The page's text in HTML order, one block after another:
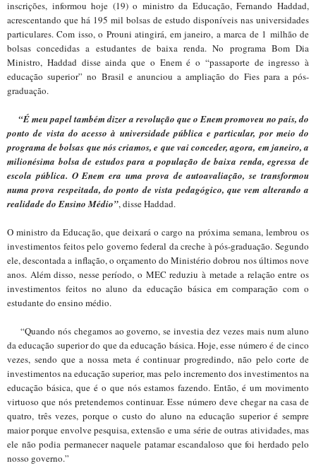
inscrições, informou hoje (19) o ministro da Educação, Fernando Haddad,
acrescentando que há 195 mil bolsas de estudo disponíveis nas universidades
particulares. Com isso, o Prouni atingirá, em janeiro, a marca de 1 milhão de
bolsas concedidas a estudantes de baixa renda. No programa Bom Dia
Ministro, Haddad disse ainda que o Enem é o “passaporte de ingresso à
educação superior” no Brasil e anunciou a ampliação do Fies para a pós-
graduação.
“É meu papel também dizer a revolução que o Enem promoveu no país, do
ponto de vista do acesso à universidade pública e particular, por meio do
programa de bolsas que nós criamos, e que vai conceder, agora, em janeiro, a
milionésima bolsa de estudos para a população de baixa renda, egressa de
escola pública. O Enem era uma prova de autoavaliação, se transformou
numa prova respeitada, do ponto de vista pedagógico, que vem alterando a
realidade do Ensino Médio”, disse Haddad.
O ministro da Educação, que deixará o cargo na próxima semana, lembrou os
investimentos feitos pelo governo federal da creche à pós-graduação. Segundo
ele, descontada a inflação, o orçamento do Ministério dobrou nos últimos nove
anos. Além disso, nesse período, o MEC reduziu à metade a relação entre os
investimentos feitos no aluno da educação básica em comparação com o
estudante do ensino médio.
“Quando nós chegamos ao governo, se investia dez vezes mais num aluno
da educação superior do que da educação básica. Hoje, esse número é de cinco
vezes, sendo que a nossa meta é continuar progredindo, não pelo corte de
investimentos na educação superior, mas pelo incremento dos investimentos na
educação básica, que é o que nós estamos fazendo. Então, é um movimento
virtuoso que nós pretendemos continuar. Esse número deve chegar na casa de
quatro, três vezes, porque o custo do aluno na educação superior é sempre
maior porque envolve pesquisa, extensão e uma série de outras atividades, mas
ele não podia permanecer naquele patamar escandaloso que foi herdado pelo
nosso governo.”